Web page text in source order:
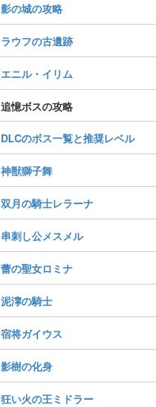
影の城の攻略
ラウフの古遺跡
エニル・イリム
追憶ボスの攻略
DLCのボス一覧と推奨レベル
神獣獅子舞
双月の騎士レラーナ
串刺し公メスメル
蕾の聖女ロミナ
泥濘の騎士
宿将ガイウス
影樹の化身
狂い火の王ミドラー